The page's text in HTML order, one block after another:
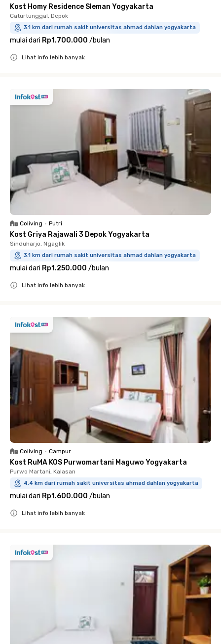
Kost Homy Residence Sleman Yogyakarta
Caturtunggal, Depok
3.1 km dari rumah sakit universitas ahmad dahlan yogyakarta
mulai dari Rp1.700.000 /bulan
Lihat info lebih banyak
Coliving • Putri
Kost Griya Rajawali 3 Depok Yogyakarta
Sinduharjo, Ngaglik
3.1 km dari rumah sakit universitas ahmad dahlan yogyakarta
mulai dari Rp1.250.000 /bulan
Lihat info lebih banyak
Coliving • Campur
Kost RuMA KOS Purwomartani Maguwo Yogyakarta
Purwo Martani, Kalasan
4.4 km dari rumah sakit universitas ahmad dahlan yogyakarta
mulai dari Rp1.600.000 /bulan
Lihat info lebih banyak